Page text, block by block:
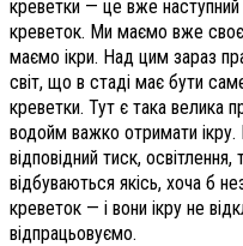
креветки — це вже
креветок. Ми маємо вже своє
маємо ікри. Над цим зараз
світ, що в стаді має бути
креветки. Тут є така велика
водойм важко отримати ікру.
відповідний тиск,
відбуваються якісь, хоча б
креветок — і вони ікру не
відпрацьовуємо.